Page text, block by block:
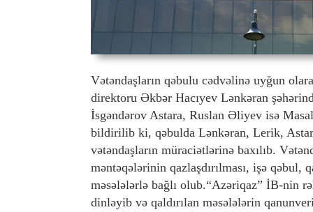
Vətəndaşların qəbulu cədvəlinə uyğun
direktoru Əkbər Hacıyev Lənkəran
İsgəndərov Astara, Ruslan Əliyev isə
bildirilib ki, qəbulda Lənkəran, Lerik,
vətəndaşların müraciətlərinə baxılıb.
məntəqələrinin qazlaşdırılması, işə
məsələlərlə bağlı olub.“Azəriqaz” İB-nin
dinləyib və qaldırılan məsələlərin